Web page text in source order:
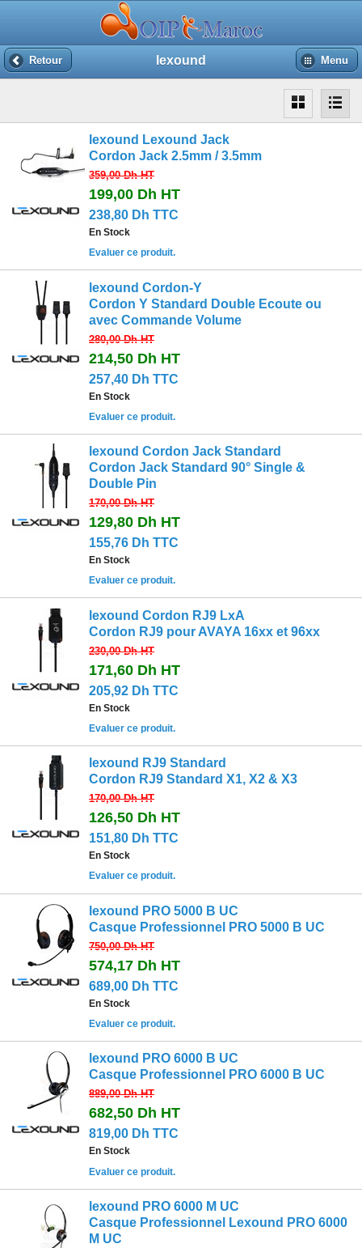
Retour lexound Menu
lexound Lexound Jack
Cordon Jack 2.5mm / 3.5mm
359,00 DhHT
199,00 Dh HT
238,80 Dh TTC
En Stock
Evaluer ce produit.
lexound Cordon-Y
Cordon Y Standard Double Ecoute ou
avec Commande Volume
280,00 DhHT
214,50 Dh HT
257,40 Dh TTC
En Stock
Evaluer ce produit.
lexound Cordon Jack Standard
Cordon Jack Standard 90° Single &
Double Pin
170,00 DhHT
129,80 Dh HT
155,76 Dh TTC
En Stock
Evaluer ce produit.
lexound Cordon RJ9 LxA
Cordon RJ9 pour AVAYA 16xx et 96xx
230,00 DhHT
171,60 Dh HT
205,92 Dh TTC
En Stock
Evaluer ce produit.
lexound RJ9 Standard
Cordon RJ9 Standard X1, X2 & X3
170,00 DhHT
126,50 Dh HT
151,80 Dh TTC
En Stock
Evaluer ce produit.
lexound PRO 5000 B UC
Casque Professionnel PRO 5000 B UC
750,00 DhHT
574,17 Dh HT
689,00 Dh TTC
En Stock
Evaluer ce produit.
lexound PRO 6000 B UC
Casque Professionnel PRO 6000 B UC
889,00 DhHT
682,50 Dh HT
819,00 Dh TTC
En Stock
Evaluer ce produit.
lexound PRO 6000 M UC
Casque Professionnel Lexound PRO 6000
M UC